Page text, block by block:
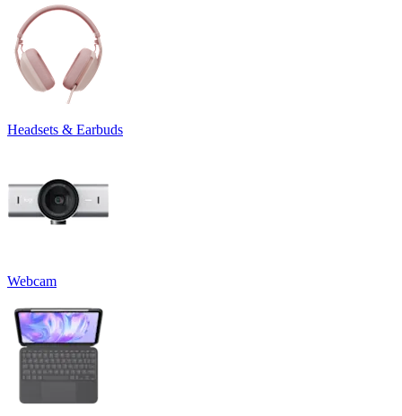
Headsets & Earbuds
Webcam